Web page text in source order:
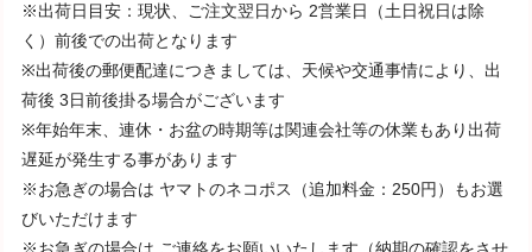
※出荷日目安：現状、ご注文翌日から 2営業日（土日祝日は除
く）前後での出荷となります
※出荷後の郵便配達につきましては、天候や交通事情により、出
荷後 3日前後掛る場合がございます
※年始年末、連休・お盆の時期等は関連会社等の休業もあり出荷
遅延が発生する事があります
※お急ぎの場合は ヤマトのネコポス（追加料金：250円）もお選
びいただけます